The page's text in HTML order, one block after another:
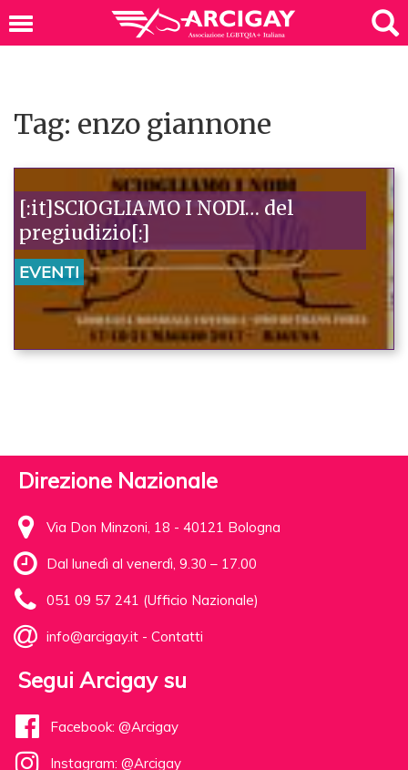
Tag: enzo giannone
[:it]SCIOGLIAMO I NODI… del
pregiudizio[:]
EVENTI
Direzione Nazionale
Via Don Minzoni, 18 - 40121 Bologna
Dal lunedì al venerdì, 9.30 – 17.00
051 09 57 241 (Ufficio Nazionale)
info@arcigay.it - Contatti
Segui Arcigay su
Facebook: @Arcigay
Instagram: @Arcigay